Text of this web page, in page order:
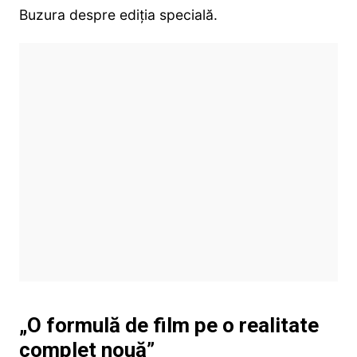
Buzura despre ediţia specială.
„O formulă de film pe o realitate
complet nouă”